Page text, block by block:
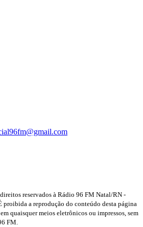
reservados à Rádio 96 FM Natal/RN -
proibida a reprodução do conteúdo desta página
quaisquer meios eletrônicos ou impressos, sem
FM.